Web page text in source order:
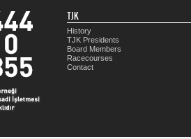
TJK
History
TJK Presidents
Board Members
Racecourses
Contact